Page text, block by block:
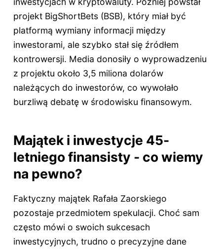
projekt BigShortBets (BSB), który miał być
platformą wymiany informacji między
inwestorami, ale szybko stał się źródłem
kontrowersji. Media donosiły o wyprowadzeniu
z projektu około 3,5 miliona dolarów
należących do inwestorów, co wywołało
burzliwą debatę w środowisku finansowym.
Majątek i inwestycje 45-
letniego finansisty - co wiemy
na pewno?
Faktyczny majątek Rafała Zaorskiego
pozostaje przedmiotem spekulacji. Choć sam
często mówi o swoich sukcesach
inwestycyjnych, trudno o precyzyjne dane